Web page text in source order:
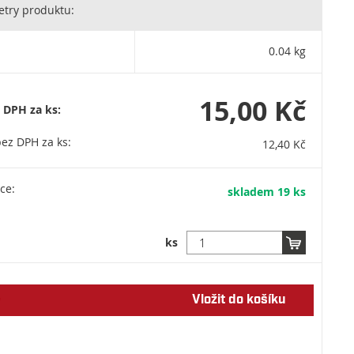
zavlažovací systémy od výrobce LEVIOR. Levior s.r.o. Tovačovská
produktu:
0.04 kg
DPH za ks:
DPH za ks:
15,00 Kč
12,40 Kč
skladem 19 ks
ks
Vložit do košíku